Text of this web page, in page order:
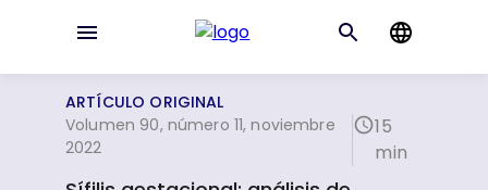
ARTÍCULO ORIGINAL
Volumen 90, número 11, noviembre
2022
15
min